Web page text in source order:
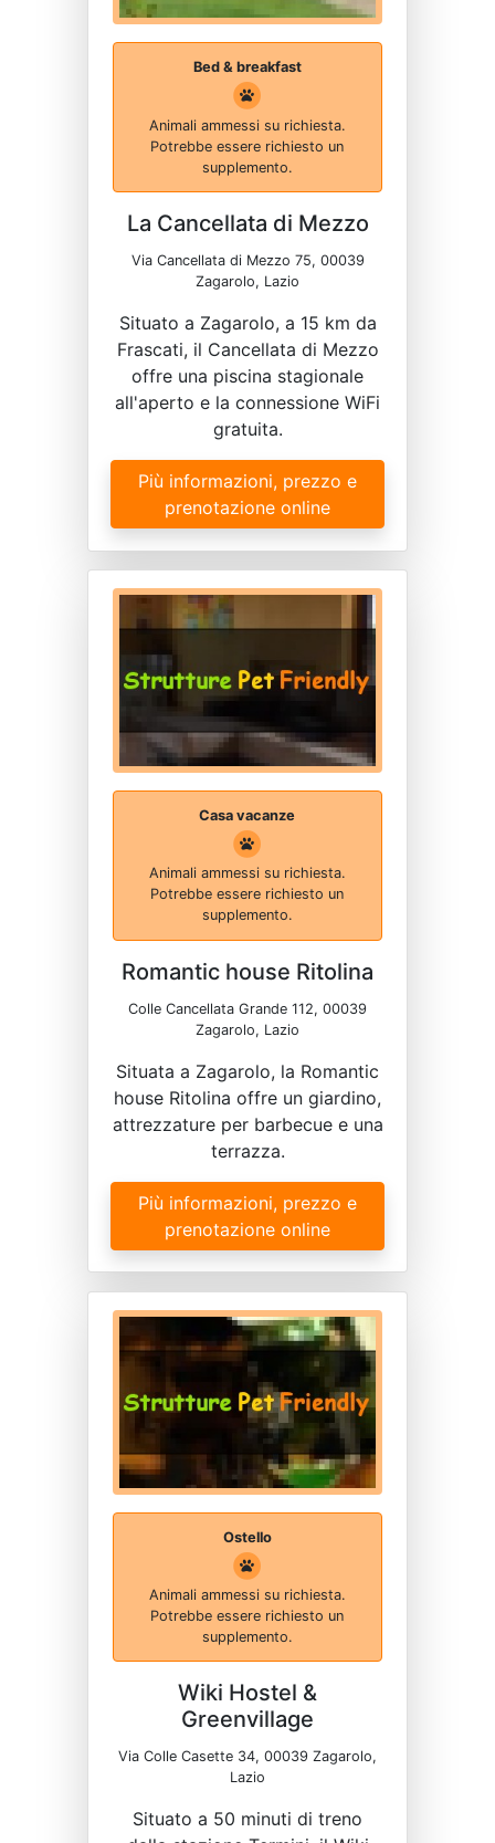
Bed & breakfast
Animali ammessi su richiesta.
Potrebbe essere richiesto un
supplemento.
La Cancellata di Mezzo
Via Cancellata di Mezzo 75, 00039
Zagarolo, Lazio
Situato a Zagarolo, a 15 km da
Frascati, il Cancellata di Mezzo
offre una piscina stagionale
all'aperto e la connessione WiFi
gratuita.
Più informazioni, prezzo e
prenotazione online
Casa vacanze
Animali ammessi su richiesta.
Potrebbe essere richiesto un
supplemento.
Romantic house Ritolina
Colle Cancellata Grande 112, 00039
Zagarolo, Lazio
Situata a Zagarolo, la Romantic
house Ritolina offre un giardino,
attrezzature per barbecue e una
terrazza.
Più informazioni, prezzo e
prenotazione online
Ostello
Animali ammessi su richiesta.
Potrebbe essere richiesto un
supplemento.
Wiki Hostel &
Greenvillage
Via Colle Casette 34, 00039 Zagarolo,
Lazio
Situato a 50 minuti di treno